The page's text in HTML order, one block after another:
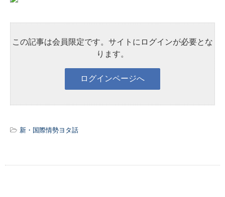
この記事は会員限定です。サイトにログインが必要とな
ります。
新・国際情勢ヨタ話